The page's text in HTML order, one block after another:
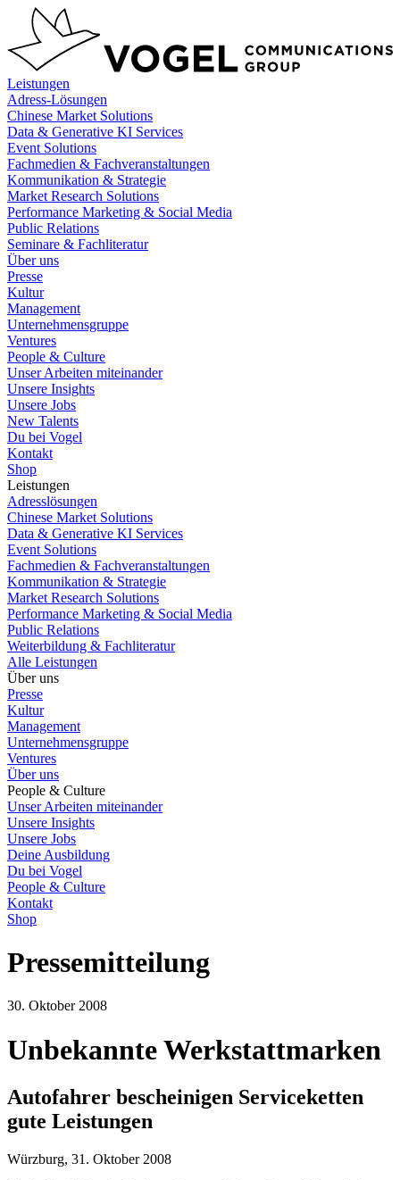
Zum
Inhalt
springen
Leistungen
Adress-Lösungen
Chinese Market Solutions
Data & Generative KI Services
Event Solutions
Fachmedien & Fachveranstaltungen
Kommunikation & Strategie
Market Research Solutions
Performance Marketing & Social Media
Public Relations
Seminare & Fachliteratur
Über uns
Presse
Kultur
Management
Unternehmensgruppe
Ventures
People & Culture
Unser Arbeiten miteinander
Unsere Insights
Unsere Jobs
New Talents
Du bei Vogel
Kontakt
Shop
Leistungen
Adresslösungen
Chinese Market Solutions
Data & Generative KI Services
Event Solutions
Fachmedien & Fachveranstaltungen
Kommunikation & Strategie
Market Research Solutions
Performance Marketing & Social Media
Public Relations
Weiterbildung & Fachliteratur
Alle Leistungen
Über uns
Presse
Kultur
Management
Unternehmensgruppe
Ventures
Über uns
People & Culture
Unser Arbeiten miteinander
Unsere Insights
Unsere Jobs
Deine Ausbildung
Du bei Vogel
People & Culture
Kontakt
Shop
Pressemitteilung
30. Oktober 2008
Unbekannte Werkstattmarken
Autofahrer bescheinigen Serviceketten
gute Leistungen
Würzburg, 31. Oktober 2008